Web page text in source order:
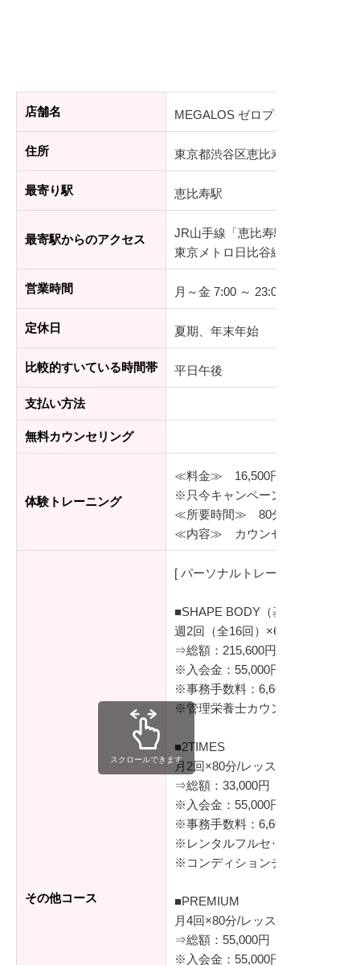
店舗名 MEGALOS ゼロプラス恵比寿店
住所 東京都渋谷区恵比寿南2-4-4 1F
最寄り駅 恵比寿駅
最寄駅からのアクセス
JR山手線「恵比寿駅」西口より
東京メトロ日比谷線「恵比寿駅」
営業時間 月～金 7:00 ～ 23:00、土 8:00 ～
定休日 夏期、年末年始
比較的すいている時間帯 平日午後
支払い方法
無料カウンセリング
体験トレーニング
≪料金≫ 16,500円（税込）
※只今キャンペーン中につき、
≪所要時間≫ 80分（カウンセリ
≪内容≫ カウンセリング、モニ
その他コース
[ パーソナルトレーニング ]
■SHAPE BODY（基本の2ヶ月コ
週2回（全16回）×60分/レッスン
⇒総額：215,600円（税込）
※入会金：55,000円（税込）
※事務手数料：6,600円（税込）
※管理栄養士カウンセリング2回
■2TIMES
月2回×80分/レッスン
⇒総額：33,000円（税込）
※入会金：55,000円（税込）
※事務手数料：6,600円（税込）
※レンタルフルセット（シューズ
※コンディションチェック（体組
■PREMIUM
月4回×80分/レッスン
⇒総額：55,000円（税込）
※入会金：55,000円（税込）
スクロールできます